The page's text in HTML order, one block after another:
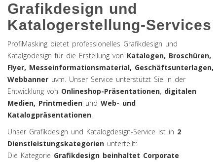
Grafikdesign und
Katalogerstellung-Services
ProfiMasking bietet professionelles Grafikdesign und
Katalgodesign für die Erstellung von Katalogen, Broschüren,
Flyer, Messeinformationsmaterial, Geschäftsunterlagen,
Webbanner uvm. Unser Service unterstützt Sie in der
Entwicklung von Onlineshop-Präsentationen, digitalen
Medien, Printmedien und Web- und
Katalogpräsentationen.
Unser Grafikdesign und Katalogdesign-Service ist in 2
Dienstleistungskategorien unterteilt:
Die Kategorie Grafikdesign beinhaltet Corporate